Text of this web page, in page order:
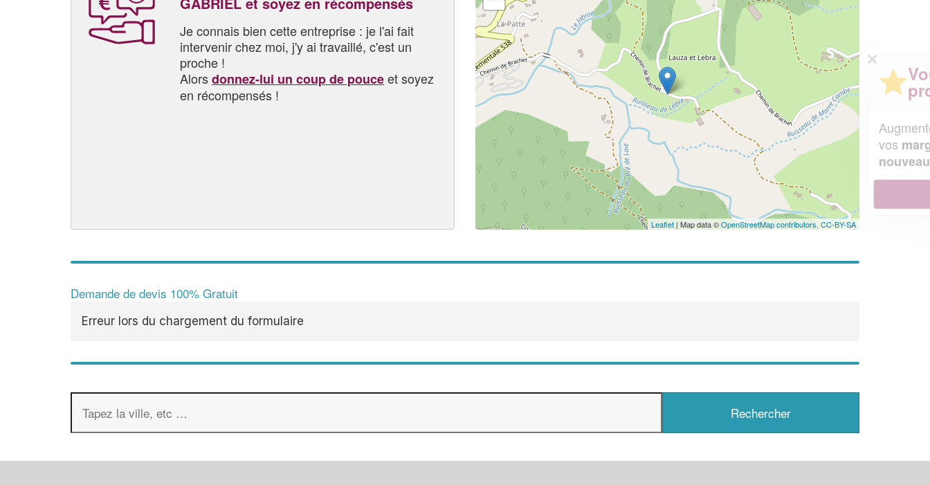
Je connais bien cette entreprise : je l'ai fait
intervenir chez moi, j'y ai travaillé, c'est un
proche !
Alorsdonnez-lui un coup de pouceet soyez
en récompensés !
Leaflet | Map data ©OpenStreetMap contributors, CC-BY-SA
Demande de devis 100% Gratuit
Erreur lors du chargement du formulaire
✕
Vous êtes un
professionnel ?
Augmentez votrechiffre d'affaireset
vos
margestout en gagnant de
nouveaux clients
En savoir plus